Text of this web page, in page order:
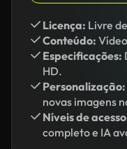
Licença: Livre
Conteúdo:
Especificações:
HD.
Personalização:
novas imagens
Níveis de
completo e IA